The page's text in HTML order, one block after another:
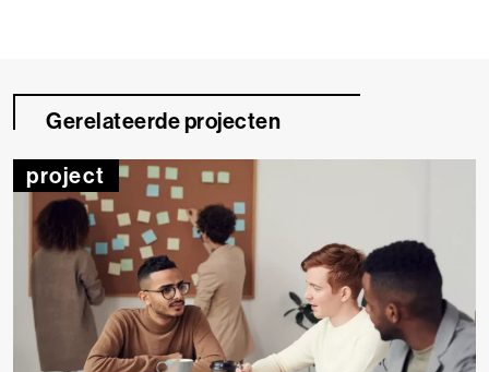
Gerelateerde projecten
project